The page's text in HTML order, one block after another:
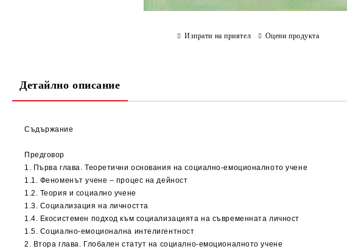
Изпрати на приятел Оцени продукта
Детайлно описание
Съдържание
Предговор
1. Първа глава. Теоретични основания на социално-емоционалното учене
1.1. Феноменът учене – процес на дейност
1.2. Теория и социално учене
1.3. Социализация на личността
1.4. Екосистемен подход към социализацията на съвременната личност
1.5. Социално-емоционална интелигентност
2. Втора глава. Глобален статут на социално-емоционалното учене